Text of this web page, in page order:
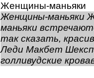
Женщины-маньяки
Женщины-маньяки
маньяки
так сказать,
Леди Макбет
голливудские